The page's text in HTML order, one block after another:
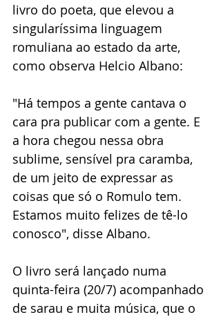
livro do poeta, que elevou a
singularíssima linguagem
romuliana ao estado da arte,
como observa Helcio Albano:
"Há tempos a gente cantava o
cara pra publicar com a gente. E
a hora chegou nessa obra
sublime, sensível pra caramba,
de um jeito de expressar as
coisas que só o Romulo tem.
Estamos muito felizes de tê-lo
conosco", disse Albano.
O livro será lançado numa
quinta-feira (20/7) acompanhado
de sarau e muita música, que o